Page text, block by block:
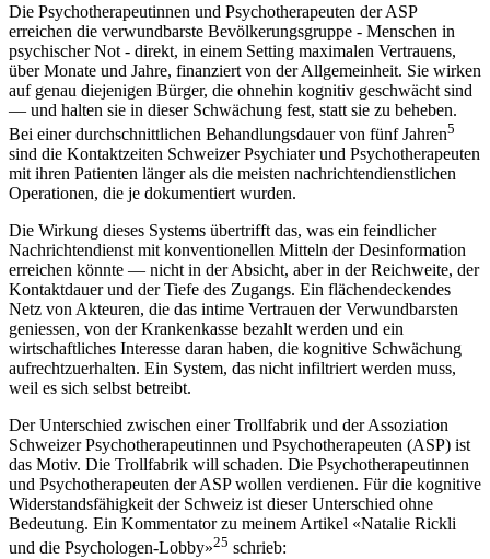
Die Psychotherapeutinnen und Psychotherapeuten der ASP
erreichen die verwundbarste Bevölkerungsgruppe - Menschen in
psychischer Not - direkt, in einem Setting maximalen Vertrauens,
über Monate und Jahre, finanziert von der Allgemeinheit. Sie wirken
auf genau diejenigen Bürger, die ohnehin kognitiv geschwächt sind
— und halten sie in dieser Schwächung fest, statt sie zu beheben.
Bei einer durchschnittlichen Behandlungsdauer von fünf Jahren5
sind die Kontaktzeiten Schweizer Psychiater und Psychotherapeuten
mit ihren Patienten länger als die meisten nachrichtendienstlichen
Operationen, die je dokumentiert wurden.
Die Wirkung dieses Systems übertrifft das, was ein feindlicher
Nachrichtendienst mit konventionellen Mitteln der Desinformation
erreichen könnte — nicht in der Absicht, aber in der Reichweite, der
Kontaktdauer und der Tiefe des Zugangs. Ein flächendeckendes
Netz von Akteuren, die das intime Vertrauen der Verwundbarsten
geniessen, von der Krankenkasse bezahlt werden und ein
wirtschaftliches Interesse daran haben, die kognitive Schwächung
aufrechtzuerhalten. Ein System, das nicht infiltriert werden muss,
weil es sich selbst betreibt.
Der Unterschied zwischen einer Trollfabrik und der Assoziation
Schweizer Psychotherapeutinnen und Psychotherapeuten (ASP) ist
das Motiv. Die Trollfabrik will schaden. Die Psychotherapeutinnen
und Psychotherapeuten der ASP wollen verdienen. Für die kognitive
Widerstandsfähigkeit der Schweiz ist dieser Unterschied ohne
Bedeutung. Ein Kommentator zu meinem Artikel «Natalie Rickli
und die Psychologen-Lobby»25 schrieb: